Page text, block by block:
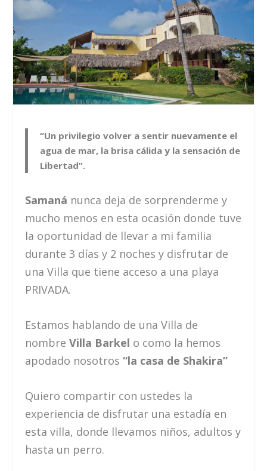
“Un privilegio volver a sentir nuevamente el
agua de mar, la brisa cálida y la sensación de
Libertad”.
Samaná nunca deja de sorprenderme y
mucho menos en esta ocasión donde tuve
la oportunidad de llevar a mi familia
durante 3 días y 2 noches y disfrutar de
una Villa que tiene acceso a una playa
PRIVADA.
Estamos hablando de una Villa de
nombreVilla Barkel o como la hemos
apodado nosotros“la casa de Shakira”
Quiero compartir con ustedes la
experiencia de disfrutar una estadía en
esta villa, donde llevamos niños, adultos y
hasta un perro.